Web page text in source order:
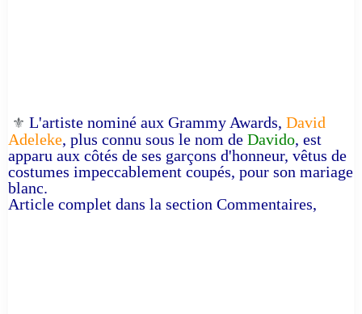
⚜️ L'artiste nominé aux Grammy Awards, David
Adeleke, plus connu sous le nom de Davido, est
apparu aux côtés de ses garçons d'honneur, vêtus de
costumes impeccablement coupés, pour son mariage
blanc.
Article complet dans la section Commentaires,